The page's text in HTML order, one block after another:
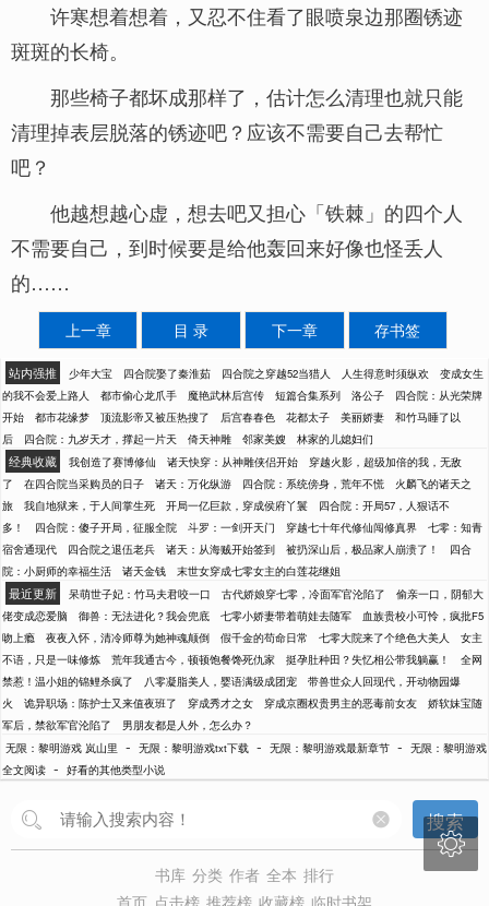
许寒想着想着，又忍不住看了眼喷泉边那圈锈迹
斑斑的长椅。
那些椅子都坏成那样了，估计怎么清理也就只能
清理掉表层脱落的锈迹吧？应该不需要自己去帮忙
吧？
他越想越心虚，想去吧又担心「铁棘」的四个人
不需要自己，到时候要是给他轰回来好像也怪丢人
的……
上一章 目 录 下一章 存书签
站内强推 少年大宝 四合院娶了秦淮茹 四合院之穿越52当猎人 人生得意时须纵欢
变成女生
的我不会爱上路人
都市偷心龙爪手 魔艳武林后宫传 短篇合集系列 洛公子
四合院：从光荣牌
开始
都市花缘梦 顶流影帝又被压热搜了 后宫春春色 花都太子 美丽娇妻
和竹马睡了以
后
四合院：九岁天才，撑起一片天 倚天神雕 邻家美嫂 林家的儿媳妇们
经典收藏 我创造了赛博修仙 诸天快穿：从神雕侠侣开始
穿越火影，超级加倍的我，无敌
了
在四合院当采购员的日子 诸天：万化纵游 四合院：系统傍身，荒年不慌
火麟飞的诸天之
旅
我自地狱来，于人间掌生死 开局一亿巨款，穿成侯府丫鬟
四合院：开局57，人狠话不
多！
四合院：傻子开局，征服全院 斗罗：一剑开天门 穿越七十年代修仙闯修真界
七零：知青
宿舍通现代
四合院之退伍老兵 诸天：从海贼开始签到 被扔深山后，极品家人崩溃了！
四合
院：小厨师的幸福生活
诸天金钱 末世女穿成七零女主的白莲花继姐
最近更新 呆萌世子妃：竹马夫君咬一口 古代娇娘穿七零，冷面军官沦陷了
偷亲一口，阴郁大
佬变成恋爱脑
御兽：无法进化？我会兜底 七零小娇妻带着萌娃去随军
血族贵校小可怜，疯批F5
吻上瘾
夜夜入怀，清冷师尊为她神魂颠倒 假千金的苟命日常 七零大院来了个绝色大美人
女主
不语，只是一味修炼
荒年我通古今，顿顿饱餐馋死仇家 挺孕肚种田？失忆相公带我躺赢！
全网
禁惹！温小姐的锦鲤杀疯了
八零凝脂美人，婴语满级成团宠
带兽世众人回现代，开动物园爆
火
诡异职场：陈护士又来值夜班了 穿成秀才之女 穿成京圈权贵男主的恶毒前女友
娇软妹宝随
军后，禁欲军官沦陷了
男朋友都是人外，怎么办？
无限：黎明游戏 岚山里 - 无限：黎明游戏txt下载 - 无限：黎明游戏最新章节 - 无限：黎明游戏
全文阅读 - 好看的其他类型小说
搜索
书库 分类 作者 全本 排行
首页 点击榜 推荐榜 收藏榜 临时书架
